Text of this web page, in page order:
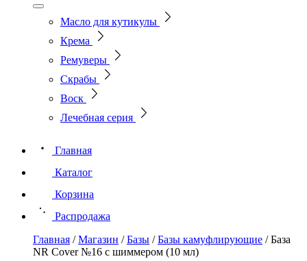
Масло для кутикулы
Крема
Ремуверы
Скрабы
Воск
Лечебная серия
Главная
Каталог
Корзина
Распродажа
Главная /Магазин /Базы /Базы камуфлирующие /База
NR Cover №16 с шиммером (10 мл)